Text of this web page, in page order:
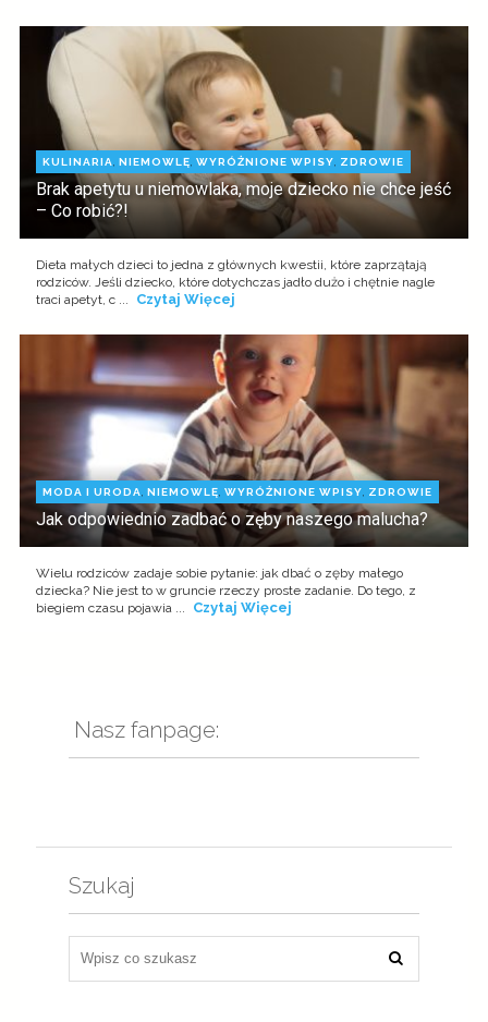
KULINARIA NIEMOWLĘ WYRÓŻNIONE WPISY ZDROWIE
Brak apetytu u niemowlaka, moje dziecko nie chce jeść
– Co robić?!
Dieta małych dzieci to jedna z głównych kwestii, które zaprzątają
rodziców. Jeśli dziecko, które dotychczas jadło dużo i chętnie nagle
traci apetyt, c ...
Czytaj Więcej
MODA I URODA NIEMOWLĘ WYRÓŻNIONE WPISY ZDROWIE
Jak odpowiednio zadbać o zęby naszego malucha?
Wielu rodziców zadaje sobie pytanie: jak dbać o zęby małego
dziecka? Nie jest to w gruncie rzeczy proste zadanie. Do tego, z
biegiem czasu pojawia ...
Czytaj Więcej
Nasz fanpage:
Szukaj